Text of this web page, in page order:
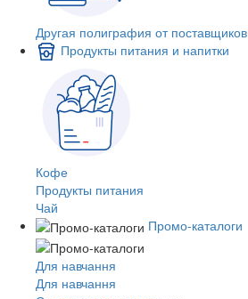
Другая полиграфия от поставщиков
Продукты питания и напитки
Кофе
Продукты питания
Чай
Промо-каталоги
Для навчання
Для навчання